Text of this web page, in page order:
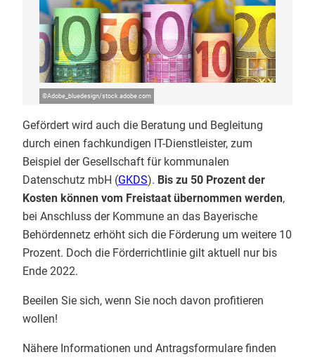
©Adobe_bluedesign/stock.adobe.com
Gefördert wird auch die Beratung und Begleitung
durch einen fachkundigen IT-Dienstleister, zum
Beispiel der Gesellschaft für kommunalen
Datenschutz mbH (GKDS). Bis zu 50 Prozent der
Kosten können vom Freistaat übernommen werden,
bei Anschluss der Kommune an das Bayerische
Behördennetz erhöht sich die Förderung um weitere 10
Prozent. Doch die Förderrichtlinie gilt aktuell nur bis
Ende 2022.
Beeilen Sie sich, wenn Sie noch davon profitieren
wollen!
Nähere Informationen und Antragsformulare finden